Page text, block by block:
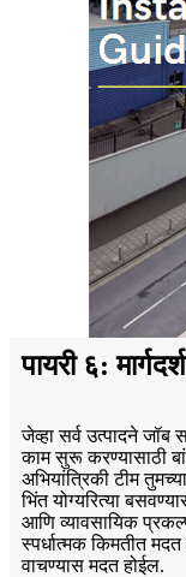
पायरी ६:
जेव्हा सर्व उत्पादने जॉब
काम सुरू करण्यासाठी
अभियांत्रिकी टीम
भिंत योग्यरित्या
आणि व्यावसायिक
स्पर्धात्मक किमतीत
वाचण्यास मदत होईल.